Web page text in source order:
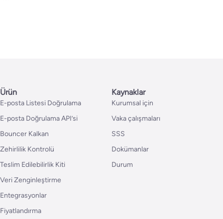
Ürün
E-posta Listesi Doğrulama
E-posta Doğrulama API’si
Bouncer Kalkan
Zehirlilik Kontrolü
Teslim Edilebilirlik Kiti
Veri Zenginleştirme
Entegrasyonlar
Fiyatlandırma
Kaynaklar
Kurumsal için
Vaka çalışmaları
SSS
Dokümanlar
Durum